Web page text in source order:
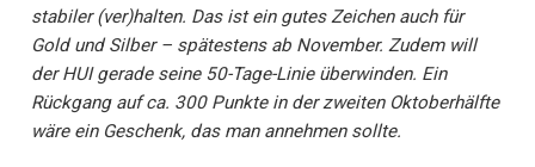
stabiler (ver)halten. Das ist ein gutes Zeichen auch für
Gold und Silber – spätestens ab November. Zudem will
der HUI gerade seine 50-Tage-Linie überwinden. Ein
Rückgang auf ca. 300 Punkte in der zweiten Oktoberhälfte
wäre ein Geschenk, das man annehmen sollte.